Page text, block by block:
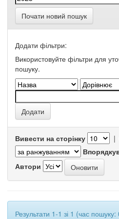
Почати новий пошук
Додати фільтри:
Використовуйте фільтри для
пошуку.
Вивести на сторінку |
Автори
Результати 1-1 зі 1 (час